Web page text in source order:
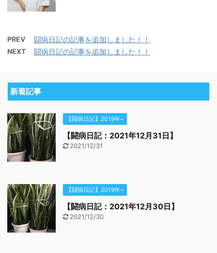
PREV 闘病日記の記事を追加しました！！
NEXT 闘病日記の記事を追加しました！！
新着記事
【闘病日記】2019年~
【闘病日記：2021年12月31日】
2021/12/31
【闘病日記】2019年~
【闘病日記：2021年12月30日】
2021/12/30